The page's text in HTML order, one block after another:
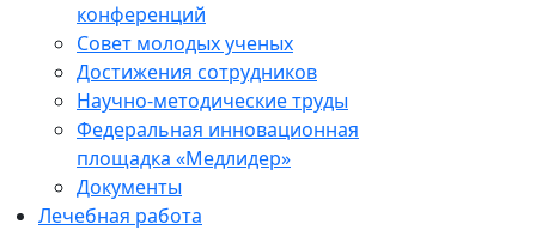
конференций
Совет молодых ученых
Достижения сотрудников
Научно-методические труды
Федеральная инновационная
площадка «Медлидер»
Документы
Лечебная работа